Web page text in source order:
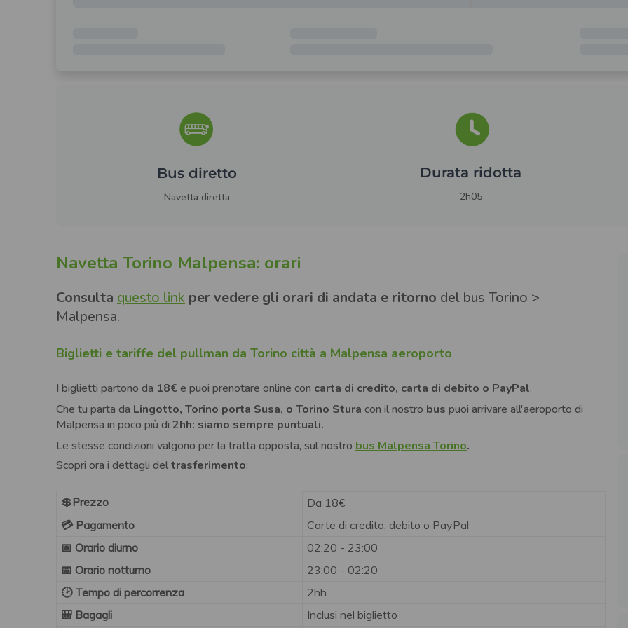
Bus diretto
Navetta diretta
Durata ridotta
2h05
Navetta Torino Malpensa: orari
Consulta questo link per vedere gli orari di andata e ritorno del bus Torino >
Malpensa.
Biglietti e tariffe del pullman da Torino città a Malpensa aeroporto
I biglietti partono da 18€e puoi prenotare online con carta di credito, carta di debito o PayPal.
Che tu parta da Lingotto, Torino porta Susa, o Torino Stura con il nostro bus puoi arrivare all'aeroporto di
Malpensa in poco più di 2hh: siamo sempre puntuali.
Le stesse condizioni valgono per la tratta opposta, sul nostro bus Malpensa Torino.
Scopri ora i dettagli deltrasferimento:
💲Prezzo
Da 18€
💳 Pagamento
Carte di credito, debito o PayPal
📅 Orario diurno
02:20 - 23:00
📅 Orario notturno
23:00 - 02:20
🕑 Tempo di percorrenza
2hh
🎒 Bagagli
Inclusi nel biglietto